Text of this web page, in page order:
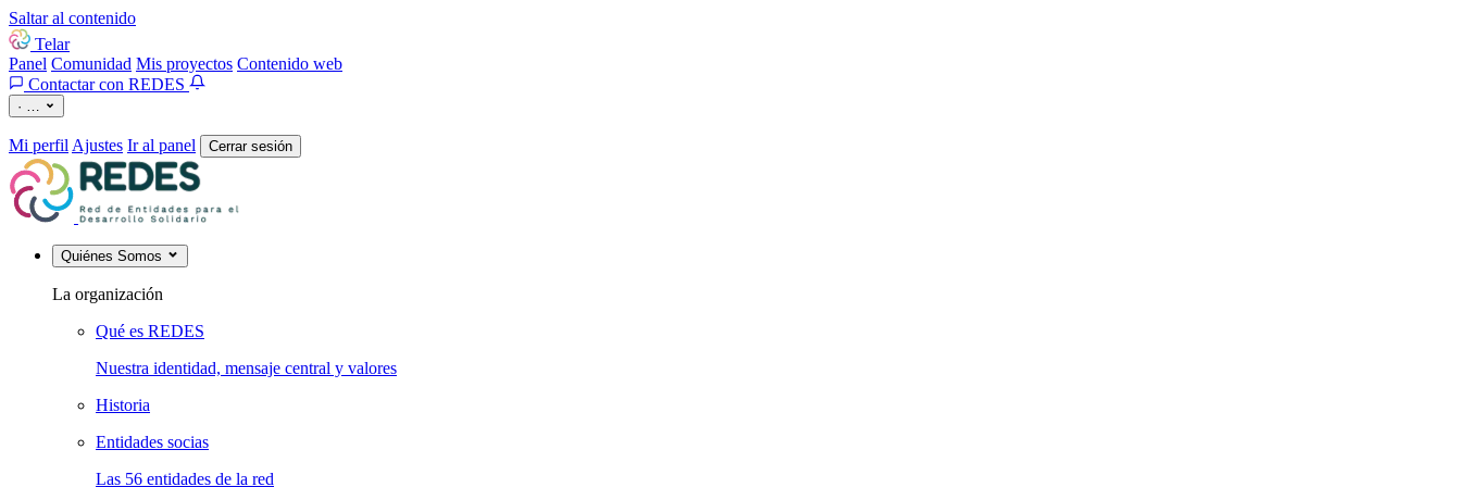
Saltar al contenido
Telar
Panel Comunidad Mis proyectos Contenido web
Contactar con REDES
· …
Mi perfil Ajustes Ir al panel Cerrar sesión
Quiénes Somos
La organización
Qué es REDES
Nuestra identidad, mensaje central y valores
Historia
Entidades socias
Las 56 entidades de la red